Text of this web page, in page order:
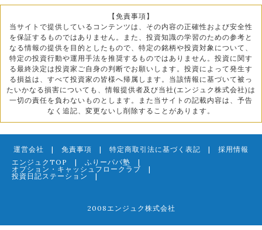
【免責事項】
当サイトで提供しているコンテンツは、その内容の正確性および安全性
を保証するものではありません。また、投資知識の学習のための参考と
なる情報の提供を目的としたもので、特定の銘柄や投資対象について、
特定の投資行動や運用手法を推奨するものではありません。投資に関す
る最終決定は投資家ご自身の判断でお願いします。投資によって発生す
る損益は、すべて投資家の皆様へ帰属します。当該情報に基づいて被っ
たいかなる損害についても、情報提供者及び当社(エンジュク株式会社)は
一切の責任を負わないものとします。また当サイトの記載内容は、予告
なく追記、変更ないし削除することがあります。
運営会社 | 免責事項 | 特定商取引法に基づく表記 | 採用情報
エンジュクTOP
| ふりーパパ塾 |
オプション・キャッシュフロークラブ |
投資日記ステーション
|
2008エンジュク株式会社